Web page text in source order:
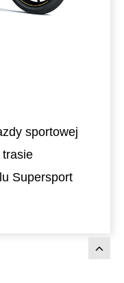
sportowej
Supersport